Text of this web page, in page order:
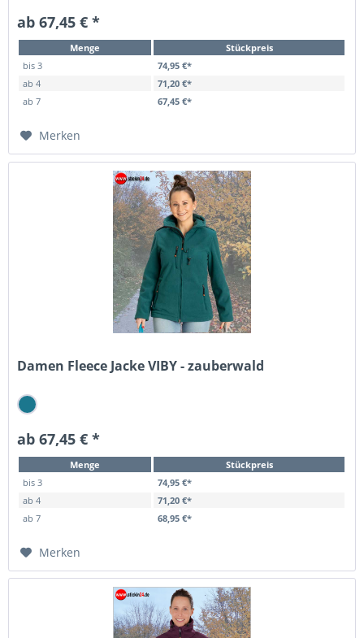
ab 67,45 € *
Menge
Stückpreis
bis 3
74,95 €*
ab 4
71,20 €*
ab 7 67,45 €*
Merken
Damen Fleece Jacke VIBY - zauberwald
ab 67,45 € *
Menge
Stückpreis
bis 3
74,95 €*
ab 4
71,20 €*
ab 7 68,95 €*
Merken